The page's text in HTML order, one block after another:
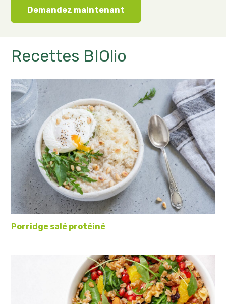
Demandez maintenant
Recettes BIOlio
Porridge salé protéiné